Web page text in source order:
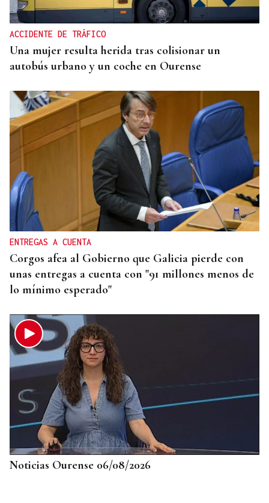
presunta matricida de O Carballiño
ACCIDENTE DE TRÁFICO
Una mujer resulta herida tras colisionar un
autobús urbano y un coche en Ourense
ENTREGAS A CUENTA
Corgos afea al Gobierno que Galicia pierde con
unas entregas a cuenta con "91 millones menos de
lo mínimo esperado"
Noticias Ourense 06/08/2026